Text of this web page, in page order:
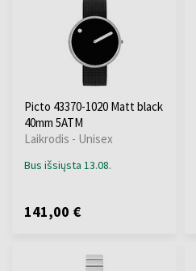
Picto 43370-1020 Matt black
40mm 5ATM
Laikrodis - Unisex
Bus išsiųsta 13.08.
141,00 €